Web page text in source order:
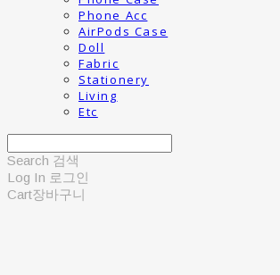
Phone Acc
AirPods Case
Doll
Fabric
Stationery
Living
Etc
Search 검색
Log In 로그인
Cart장바구니